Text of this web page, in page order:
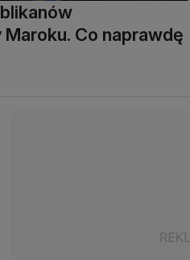
Co naprawdę